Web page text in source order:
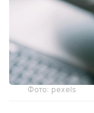
Фото: pexels